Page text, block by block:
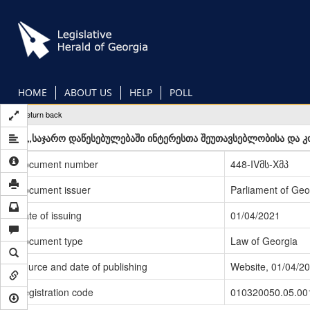
main
content
HOME ABOUT US HELP POLL
Return back
„საჯარო დაწესებულებაში ინტერესთა შეუთავსებლობისა
Document number
448-IVმს-Xმპ
Document issuer
Parliament of
Date of issuing
01/04/2021
Document type
Law of Georgia
Source and date of publishing
Website, 01/04/
Registration code